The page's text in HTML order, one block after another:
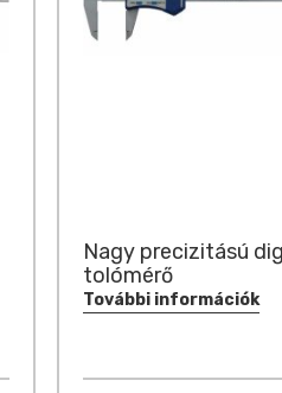
Nagy precizitású
tolómérő
További információk